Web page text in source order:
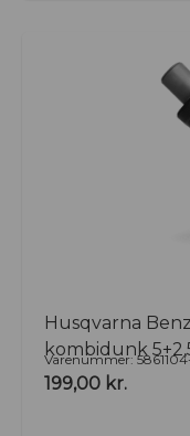
Husqvarna
kombidunk
Varenummer:
199,00 kr.